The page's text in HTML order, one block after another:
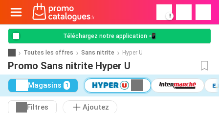
!
Téléchargez notre application 📲
Toutes les offres Sans nitrite Hyper U
Promo Sans nitrite Hyper U
Magasins 1
Filtres Ajoutez